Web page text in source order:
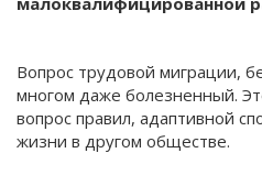
Вопрос трудовой миграции,
многом даже болезненный.
вопрос правил, адаптивной
жизни в другом обществе.